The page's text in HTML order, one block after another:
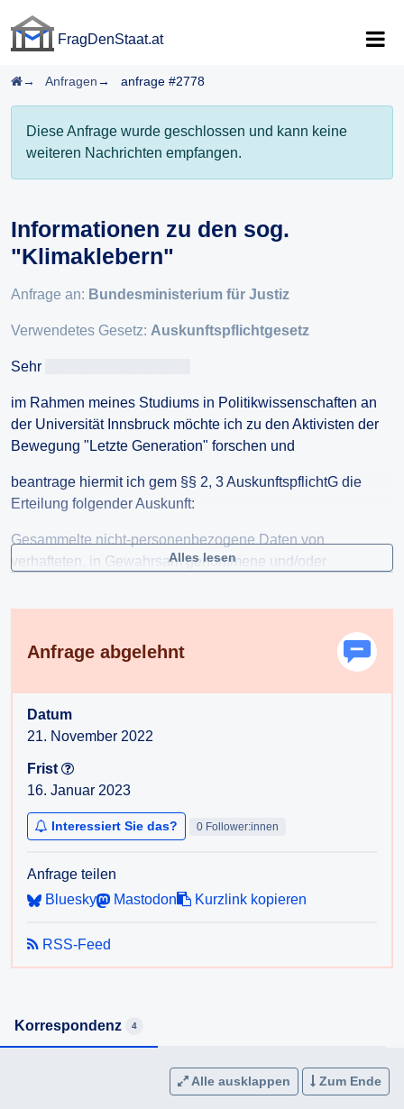
FragDenStaat.at
Startseite
Anfragen anfrage #2778
Diese Anfrage wurde geschlossen und kann keine
weiteren Nachrichten empfangen.
Informationen zu den sog.
"Klimaklebern"
Anfrage an: Bundesministerium für Justiz
Verwendetes Gesetz: Auskunftspflichtgesetz
Sehr
im Rahmen meines Studiums in Politikwissenschaften an
der Universität Innsbruck möchte ich zu den Aktivisten der
Bewegung "Letzte Generation" forschen und
beantrage hiermit ich gem §§ 2, 3 AuskunftspflichtG die
Erteilung folgender Auskunft:
Gesammelte nicht-personenbezogene Daten von
verhafteten, in Gewahrsam genommene und/oder
Besonderes Interesse liegt dabei auf Aktivisten die durch:
a)Störung des Strassen-, Luft-, Schienen- oder
b)Sachbeschädigung von Kulturgütern in den letzten 36
Monaten aufgefallen sind.
Ich würde eine Liste mit folgenden Infos zu den Aktivisten
benötigen:
Wissenschaftlicher Titel, Geschlecht, Alter, Beruf,
Vorstrafen.
Für den Fall einer vollständigen oder teilweisen
Nichterteilung der Auskunft (zB Verweigerung) beantrage
AuskunftspflichtG.
Alles lesen
Anfrage abgelehnt
Datum
21. November 2022
Frist
16. Januar 2023
Interessiert Sie das? 0 Follower:innen
Anfrage teilen
Bluesky
Mastodon Kurzlink kopieren
RSS-Feed
Korrespondenz 4
Alle ausklappen Zum Ende